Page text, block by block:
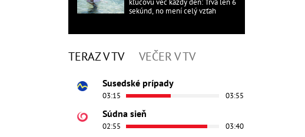
sekúnd, no mení celý vzťah
TERAZ V TV VEČER V TV
Susedské prípady
03:15 03:55
Súdna sieň
02:55 03:40